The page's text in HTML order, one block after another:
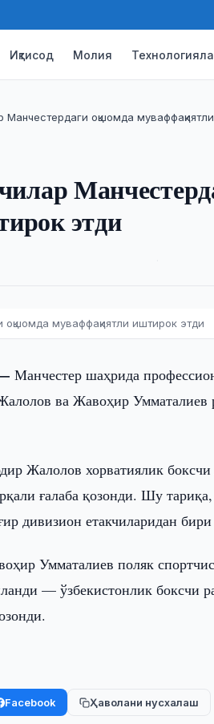
Иқтисод Молия
Манчестердаги оқшомда
этди
муваффақиятли иштирок этди
—Манчестер шаҳрида
ва Жавоҳир
Жалолов хорватиялик
ғалаба қозонди. Шу
дивизион етакчиларидан
Умматалиев поляк
— ўзбекистонлик боксчи
Facebook Ҳаволани нусхалаш